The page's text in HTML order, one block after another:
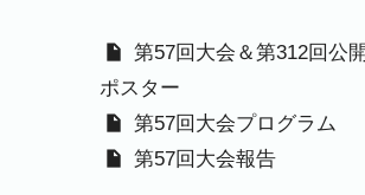
第57回大会＆第312回公
ポスター
第57回大会プログラム
第57回大会報告